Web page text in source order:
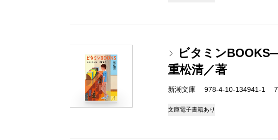
ビタミン
重松清／著
新潮文庫 978-4-10-134941-1
文庫電子書籍あり